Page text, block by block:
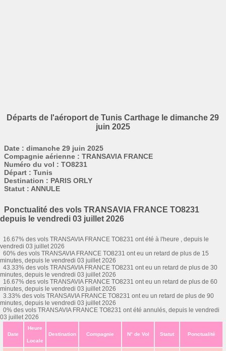
Départs de l'aéroport de Tunis Carthage le dimanche 29
juin 2025
Date : dimanche 29 juin 2025
Compagnie aérienne : TRANSAVIA FRANCE
Numéro du vol : TO8231
Départ : Tunis
Destination : PARIS ORLY
Statut : ANNULE
Ponctualité des vols TRANSAVIA FRANCE TO8231
depuis le vendredi 03 juillet 2026
16.67% des vols TRANSAVIA FRANCE TO8231 ont été à l'heure , depuis le
vendredi 03 juillet 2026
60% des vols TRANSAVIA FRANCE TO8231 ont eu un retard de plus de 15
minutes, depuis le vendredi 03 juillet 2026
43.33% des vols TRANSAVIA FRANCE TO8231 ont eu un retard de plus de 30
minutes, depuis le vendredi 03 juillet 2026
16.67% des vols TRANSAVIA FRANCE TO8231 ont eu un retard de plus de 60
minutes, depuis le vendredi 03 juillet 2026
3.33% des vols TRANSAVIA FRANCE TO8231 ont eu un retard de plus de 90
minutes, depuis le vendredi 03 juillet 2026
0% des vols TRANSAVIA FRANCE TO8231 ont été annulés, depuis le vendredi
03 juillet 2026
Date
Heure
Locale
Destination Compagnie N° de Vol Statut Ponctualité